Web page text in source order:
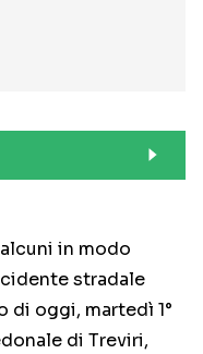
in modo
stradale
di oggi, martedì 1°
di Treviri,